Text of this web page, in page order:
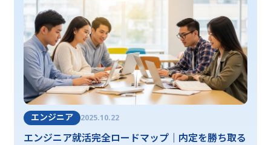
エンジニア 2025.10.22
エンジニア就活完全ロードマップ｜内定を勝ち取る